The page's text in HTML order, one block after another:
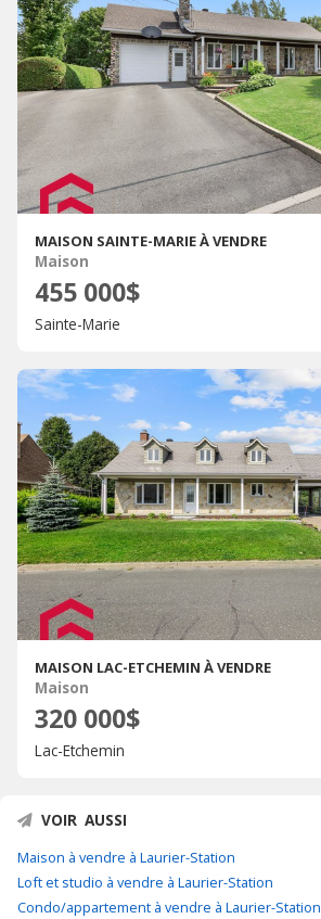
MAISON SAINTE-MARIE À VENDRE
Maison
455 000$
Sainte-Marie
MAISON LAC-ETCHEMIN À VENDRE
Maison
320 000$
Lac-Etchemin
VOIR AUSSI
Maison à vendre à Laurier-Station
Loft et studio à vendre à Laurier-Station
Condo/appartement à vendre à Laurier-Station